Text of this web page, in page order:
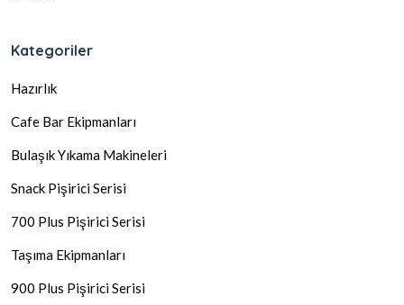
Kategoriler
Hazırlık
Cafe Bar Ekipmanları
Bulaşık Yıkama Makineleri
Snack Pişirici Serisi
700 Plus Pişirici Serisi
Taşıma Ekipmanları
900 Plus Pişirici Serisi